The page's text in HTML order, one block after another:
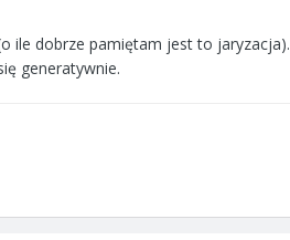
ile dobrze pamiętam jest to
generatywnie.